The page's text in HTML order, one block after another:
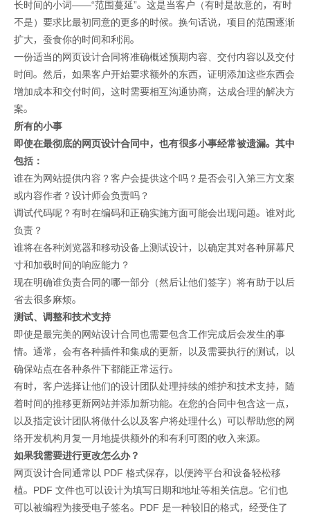
长时间的小词——“范围蔓延”。这是当客户（有时是故意的，有时
不是）要求比最初同意的更多的时候。换句话说，项目的范围逐渐
扩大，蚕食你的时间和利润。
一份适当的网页设计合同将准确概述预期内容、交付内容以及交付
时间。然后，如果客户开始要求额外的东西，证明添加这些东西会
增加成本和交付时间，这时需要相互沟通协商，达成合理的解决方
案。
所有的小事
即使在最彻底的网页设计合同中，也有很多小事经常被遗漏。其中
包括：
谁在为网站提供内容？客户会提供这个吗？是否会引入第三方文案
或内容作者？设计师会负责吗？
调试代码呢？有时在编码和正确实施方面可能会出现问题。谁对此
负责？
谁将在各种浏览器和移动设备上测试设计，以确定其对各种屏幕尺
寸和加载时间的响应能力？
现在明确谁负责合同的哪一部分（然后让他们签字）将有助于以后
省去很多麻烦。
测试、调整和技术支持
即使是最完美的网站设计合同也需要包含工作完成后会发生的事
情。通常，会有各种插件和集成的更新，以及需要执行的测试，以
确保站点在各种条件下都能正常运行。
有时，客户选择让他们的设计团队处理持续的维护和技术支持，随
着时间的推移更新网站并添加新功能。在您的合同中包含这一点，
以及指定设计团队将做什么以及客户将处理什么）可以帮助您的网
络开发机构月复一月地提供额外的和有利可图的收入来源。
如果我需要进行更改怎么办？
网页设计合同通常以 PDF 格式保存，以便跨平台和设备轻松移
植。PDF 文件也可以设计为填写日期和地址等相关信息。它们也
可以被编程为接受电子签名。PDF 是一种较旧的格式，经受住了